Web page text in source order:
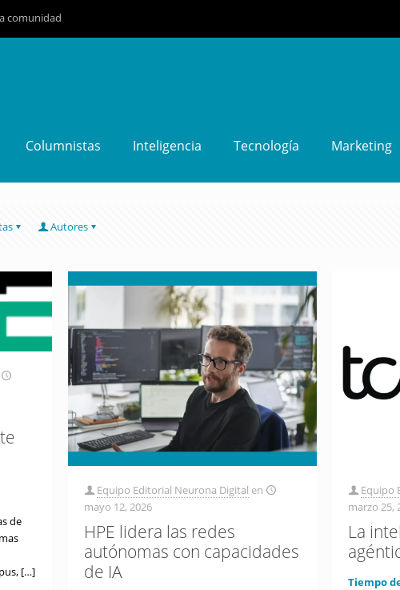
comunidad
Columnistas Inteligencia Tecnología Marketing
Autores
de
[…]
Equipo Editorial Neurona Digital en
mayo 12, 2026
HPE lidera las redes
autónomas con capacidades
de IA
Equipo
marzo 25,
La
Tiempo